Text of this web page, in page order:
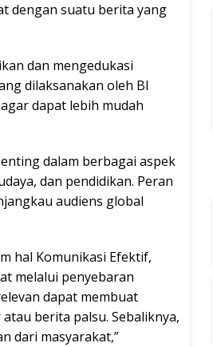
dengan suatu berita yang
dan mengedukasi
dilaksanakan oleh BI
dapat lebih mudah
dalam berbagai aspek
dan pendidikan. Peran
audiens global
hal Komunikasi Efektif,
melalui penyebaran
dapat membuat
berita palsu. Sebaliknya,
dari masyarakat,”